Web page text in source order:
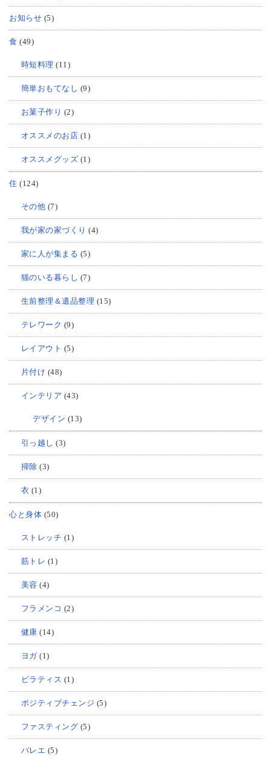
お知らせ (5)
食 (49)
時短料理 (11)
簡単おもてなし (9)
お菓子作り (2)
オススメのお店 (1)
オススメグッズ (1)
住 (124)
その他 (7)
我が家の家づくり (4)
家に人が集まる (5)
猫のいる暮らし (7)
生前整理＆遺品整理 (15)
テレワーク (9)
レイアウト (5)
片付け (48)
インテリア (43)
デザイン (13)
引っ越し (3)
掃除 (3)
衣 (1)
心と身体 (50)
ストレッチ (1)
筋トレ (1)
美容 (4)
フラメンコ (2)
健康 (14)
ヨガ(1)
ピラティス (1)
ポジティブチェンジ (5)
ファスティング (5)
バレエ (5)